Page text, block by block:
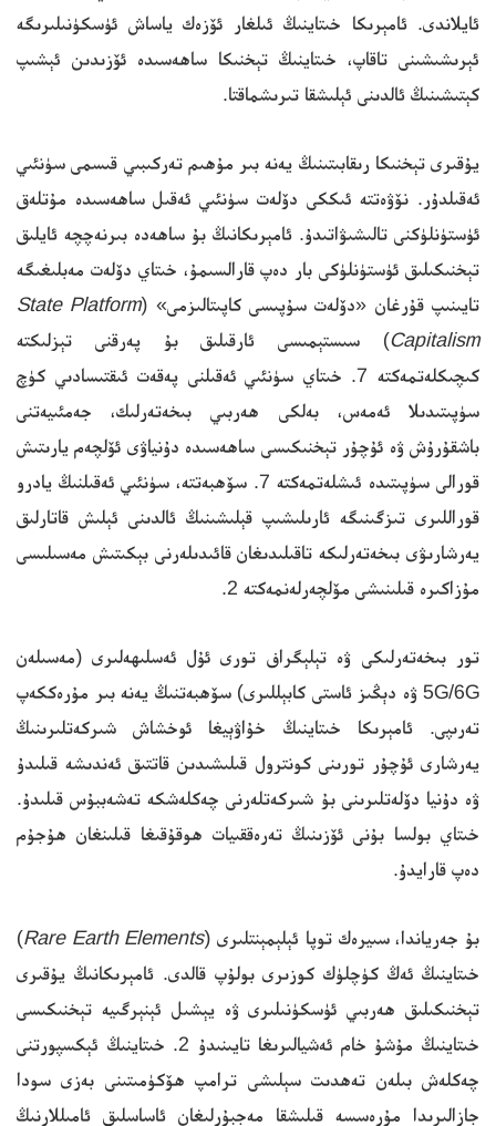
ئايلاندى. ئامېرىكا خىتاينىڭ ئىلغار ئۆزەك ياساش ئۈسكۈنىلىرىگە
ئېرىشىشىنى تاقاپ، خىتاينىڭ تېخنىكا ساھەسىدە ئۆزىدىن ئېشىپ
كېتىشىنىڭ ئالدىنى ئېلىشقا تىرىشماقتا.
يۇقىرى تېخنىكا رىقابىتىنىڭ يەنە بىر مۇھىم تەركىبىي قىسمى سۈنئىي
ئەقىلدۇر. نۆۋەتتە ئىككى دۆلەت سۈنئىي ئەقىل ساھەسىدە مۇتلەق
ئۈستۈنلۈكنى تالىشىۋاتىدۇ. ئامېرىكانىڭ بۇ ساھەدە بىرنەچچە ئايلىق
تېخنىكىلىق ئۈستۈنلۈكى بار دەپ قارالسىمۇ، خىتاي دۆلەت مەبلىغىگە
تايىنىپ قۇرغان «دۆلەت سۇپىسى كاپىتالىزمى» (State Platform
Capitalism) سىستېمىسى ئارقىلىق بۇ پەرقنى تېزلىكتە
كىچىكلەتمەكتە 7. خىتاي سۈنئىي ئەقىلنى پەقەت ئىقتىسادىي كۈچ
سۈپىتىدىلا ئەمەس، بەلكى ھەربىي بىخەتەرلىك، جەمئىيەتنى
باشقۇرۇش ۋە ئۇچۇر تېخنىكىسى ساھەسىدە دۇنياۋى ئۆلچەم يارىتىش
قورالى سۈپىتىدە ئىشلەتمەكتە 7. سۆھبەتتە، سۈنئىي ئەقىلنىڭ يادرو
قوراللىرى تىزگىنىگە ئارىلىشىپ قېلىشىنىڭ ئالدىنى ئېلىش قاتارلىق
يەرشارىۋى بىخەتەرلىكە تاقىلىدىغان قائىدىلەرنى بېكىتىش مەسىلىسى
مۇزاكىرە قىلىنىشى مۆلچەرلەنمەكتە 2.
تور بىخەتەرلىكى ۋە تېلېگراف تورى ئۇل ئەسلىھەلىرى (مەسىلەن
5G/6G ۋە دېڭىز ئاستى كابېللىرى) سۆھبەتنىڭ يەنە بىر مۇرەككەپ
تەرىپى. ئامېرىكا خىتاينىڭ خۇاۋېيغا ئوخشاش شىركەتلىرىنىڭ
يەرشارى ئۇچۇر تورىنى كونترول قىلىشىدىن قاتتىق ئەندىشە قىلىدۇ
ۋە دۇنيا دۆلەتلىرىنى بۇ شىركەتلەرنى چەكلەشكە تەشەببۇس قىلىدۇ.
خىتاي بولسا بۇنى ئۆزىنىڭ تەرەققىيات ھوقۇقىغا قىلىنغان ھۇجۇم
دەپ قارايدۇ.
بۇ جەرياندا، سىيرەك توپا ئېلېمېنتلىرى (Rare Earth Elements
)
خىتاينىڭ ئەڭ كۈچلۈك كوزىرى بولۇپ قالدى. ئامېرىكانىڭ يۇقىرى
تېخنىكىلىق ھەربىي ئۈسكۈنىلىرى ۋە يېشىل ئېنېرگىيە تېخنىكىسى
خىتاينىڭ مۇشۇ خام ئەشيالىرىغا تايىنىدۇ 2. خىتاينىڭ ئېكسپورتنى
چەكلەش بىلەن تەھدىت سېلىشى ترامپ ھۆكۈمىتىنى بەزى سودا
جازالىرىدا مۇرەسسە قىلىشقا مەجبۇرلىغان ئاساسلىق ئامىللارنىڭ